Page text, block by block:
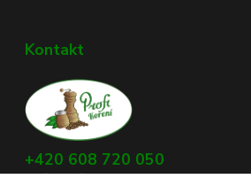
Kontakt
+420 608 720 050
Využijte náš chat, vpravo dole na obrazovce.